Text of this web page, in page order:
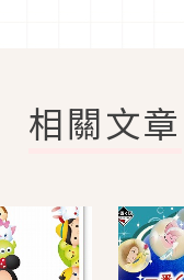
相關文章